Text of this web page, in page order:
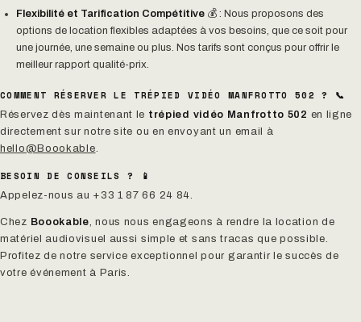
Flexibilité et Tarification Compétitive 💰 : Nous proposons des
options de location flexibles adaptées à vos besoins, que ce soit pour
une journée, une semaine ou plus. Nos tarifs sont conçus pour offrir le
meilleur rapport qualité-prix.
COMMENT RÉSERVER LE TRÉPIED VIDÉO MANFROTTO 502 ? 📞
Réservez dès maintenant le trépied vidéo Manfrotto 502 en ligne
directement sur notre site ou en envoyant un email à
hello@Boookable
BESOIN DE CONSEILS ? 📱
Appelez-nous au +33 1 87 66 24 84.
Chez Boookable , nous nous engageons à rendre la location de
matériel audiovisuel aussi simple et sans tracas que possible.
Profitez de notre service exceptionnel pour garantir le succès de
votre événement à Paris.